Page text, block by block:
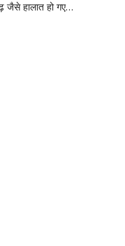
जैसे हालात हो गए…